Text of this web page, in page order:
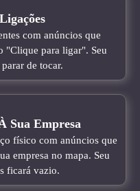
com anúncios que
"Clique para ligar". Seu
de tocar.
Sua Empresa
físico com anúncios que
empresa no mapa. Seu
ficará vazio.